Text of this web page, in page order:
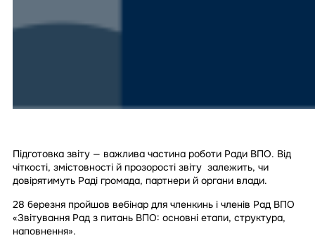
Підготовка звіту — важлива частина роботи Ради ВПО. Від
чіткості, змістовності й прозорості звіту залежить, чи
довірятимуть Раді громада, партнери й органи влади.
28 березня пройшов вебінар для членкинь і членів Рад ВПО
«Звітування Рад з питань ВПО: основні етапи, структура,
наповнення».